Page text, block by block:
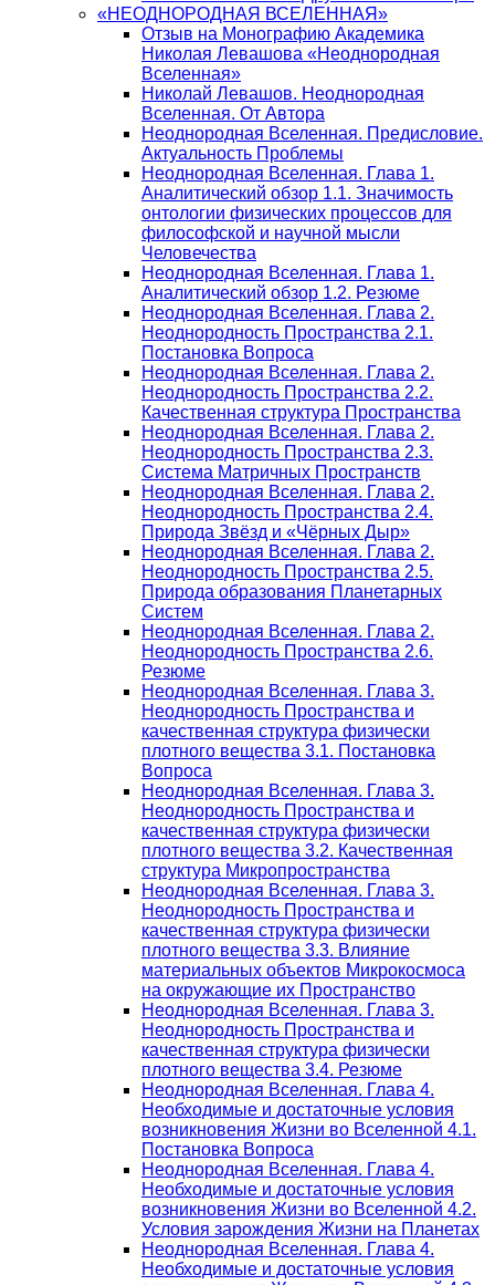
«НЕОДНОРОДНАЯ ВСЕЛЕННАЯ»
Отзыв на Монографию Академика
Николая Левашова «Неоднородная
Вселенная»
Николай Левашов. Неоднородная
Вселенная. От Автора
Неоднородная Вселенная. Предисловие.
Актуальность Проблемы
Неоднородная Вселенная. Глава 1.
Аналитический обзор 1.1. Значимость
онтологии физических процессов для
философской и научной мысли
Человечества
Неоднородная Вселенная. Глава 1.
Аналитический обзор 1.2. Резюме
Неоднородная Вселенная. Глава 2.
Неоднородность Пространства 2.1.
Постановка Вопроса
Неоднородная Вселенная. Глава 2.
Неоднородность Пространства 2.2.
Качественная структура Пространства
Неоднородная Вселенная. Глава 2.
Неоднородность Пространства 2.3.
Система Матричных Пространств
Неоднородная Вселенная. Глава 2.
Неоднородность Пространства 2.4.
Природа Звёзд и «Чёрных Дыр»
Неоднородная Вселенная. Глава 2.
Неоднородность Пространства 2.5.
Природа образования Планетарных
Систем
Неоднородная Вселенная. Глава 2.
Неоднородность Пространства 2.6.
Резюме
Неоднородная Вселенная. Глава 3.
Неоднородность Пространства и
качественная структура физически
плотного вещества 3.1. Постановка
Вопроса
Неоднородная Вселенная. Глава 3.
Неоднородность Пространства и
качественная структура физически
плотного вещества 3.2. Качественная
структура Микропространства
Неоднородная Вселенная. Глава 3.
Неоднородность Пространства и
качественная структура физически
плотного вещества 3.3. Влияние
материальных объектов Микрокосмоса
на окружающие их Пространство
Неоднородная Вселенная. Глава 3.
Неоднородность Пространства и
качественная структура физически
плотного вещества 3.4. Резюме
Неоднородная Вселенная. Глава 4.
Необходимые и достаточные условия
возникновения Жизни во Вселенной 4.1.
Постановка Вопроса
Неоднородная Вселенная. Глава 4.
Необходимые и достаточные условия
возникновения Жизни во Вселенной 4.2.
Условия зарождения Жизни на Планетах
Неоднородная Вселенная. Глава 4.
Необходимые и достаточные условия